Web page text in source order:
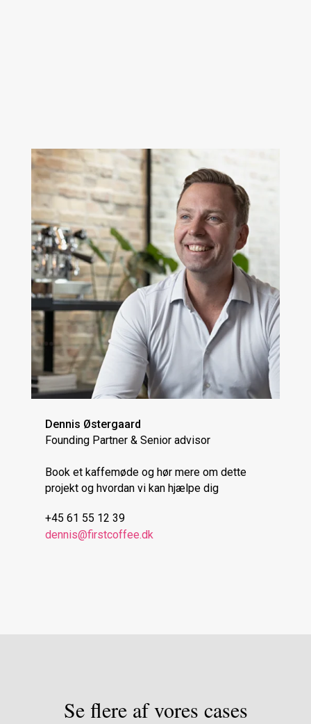
Dennis Østergaard
Founding Partner & Senior advisor
Book et kaffemøde og hør mere om dette
projekt og hvordan vi kan hjælpe dig
+45 61 55 12 39
dennis@firstcoffee.dk
Se flere af vores cases